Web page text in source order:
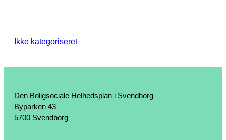
Ikke kategoriseret
Den Boligsociale Helhedsplan i Svendborg
Byparken 43
5700 Svendborg